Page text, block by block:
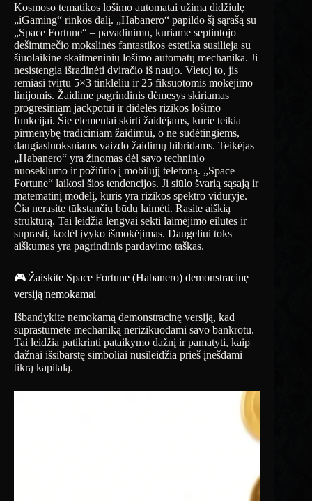
Kosmoso tematikos lošimo automatai užima didžiulę
„iGaming“ rinkos dalį. „Habanero“ papildo šį sąrašą su
„Space Fortune“ – pavadinimu, kuriame septintojo
dešimtmečio mokslinės fantastikos estetika susilieja su
šiuolaikine skaitmeninių lošimo automatų mechanika. Ji
nesistengia išradinėti dviračio iš naujo. Vietoj to, jis
remiasi tvirtu 5×3 tinkleliu ir 25 fiksuotomis mokėjimo
linijomis. Žaidime pagrindinis dėmesys skiriamas
progresiniam jackpotui ir didelės rizikos lošimo
funkcijai. Šie elementai skirti žaidėjams, kurie teikia
pirmenybę tradiciniam žaidimui, o ne sudėtingiems,
daugiasluoksniams vaizdo žaidimų hibridams. Teikėjas
„Habanero“ yra žinomas dėl savo techninio
nuoseklumo ir požiūrio į mobilųjį telefoną. „Space
Fortune“ laikosi šios tendencijos. Ji siūlo švarią sąsają ir
matematinį modelį, kuris yra rizikos spektro viduryje.
Čia nerasite tūkstančių būdų laimėti. Rasite aiškią
struktūrą. Tai leidžia lengvai sekti laimėjimo eilutes ir
suprasti, kodėl įvyko išmokėjimas. Daugeliui toks
aiškumas yra pagrindinis pardavimo taškas.
🎮 Žaiskite Space Fortune (Habanero) demonstracinę
versiją nemokamai
Išbandykite nemokamą demonstracinę versiją, kad
suprastumėte mechaniką nerizikuodami savo bankrotu.
Tai leidžia patikrinti pataikymo dažnį ir pamatyti, kaip
dažnai išsibarstę simboliai nusileidžia prieš įnešdami
tikrą kapitalą.